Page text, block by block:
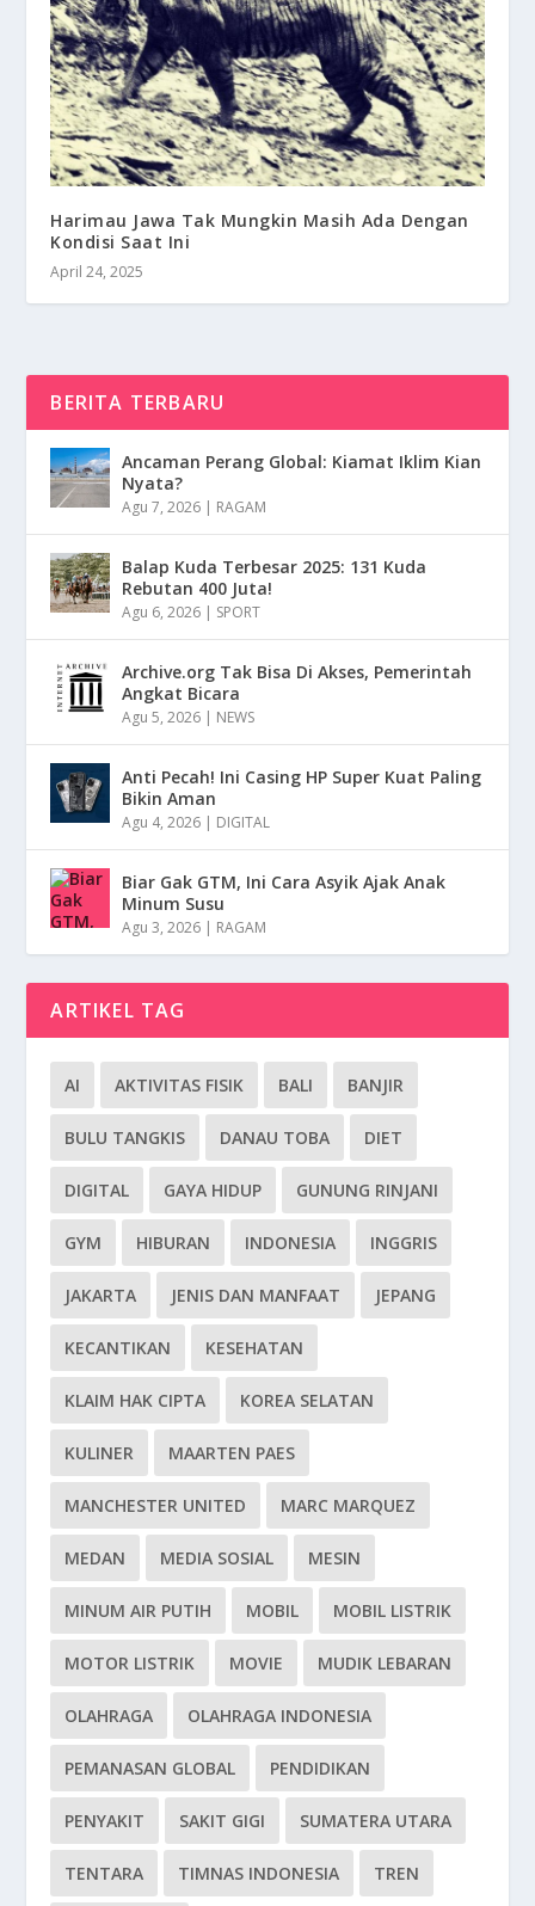
Harimau Jawa Tak Mungkin Masih Ada Dengan
Kondisi Saat Ini
April 24, 2025
BERITA TERBARU
Ancaman Perang Global: Kiamat Iklim Kian
Nyata?
Agu 7, 2026 | RAGAM
Balap Kuda Terbesar 2025: 131 Kuda
Rebutan 400 Juta!
Agu 6, 2026 | SPORT
Archive.org Tak Bisa Di Akses, Pemerintah
Angkat Bicara
Agu 5, 2026 | NEWS
Anti Pecah! Ini Casing HP Super Kuat Paling
Bikin Aman
Agu 4, 2026 | DIGITAL
Biar Gak GTM, Ini Cara Asyik Ajak Anak
Minum Susu
Agu 3, 2026 | RAGAM
ARTIKEL TAG
AI AKTIVITAS FISIK BALI BANJIR
BULU TANGKIS DANAU TOBA DIET
DIGITAL GAYA HIDUP GUNUNG RINJANI
GYM HIBURAN INDONESIA INGGRIS
JAKARTA JENIS DAN MANFAAT JEPANG
KECANTIKAN KESEHATAN
KLAIM HAK CIPTA KOREA SELATAN
KULINER MAARTEN PAES
MANCHESTER UNITED MARC MARQUEZ
MEDAN MEDIA SOSIAL MESIN
MINUM AIR PUTIH MOBIL MOBIL LISTRIK
MOTOR LISTRIK MOVIE MUDIK LEBARAN
OLAHRAGA OLAHRAGA INDONESIA
PEMANASAN GLOBAL PENDIDIKAN
PENYAKIT SAKIT GIGI SUMATERA UTARA
TENTARA TIMNAS INDONESIA TREN